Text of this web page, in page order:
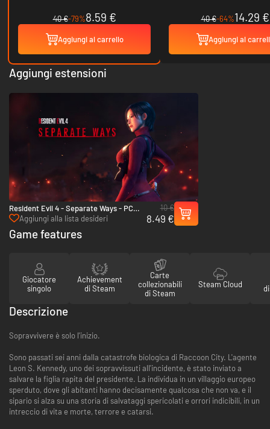
40 €-79%8.59 €
Aggiungi al carrello
40 €-64%14.29 €
Aggiungi al
Aggiungi estensioni
Resident Evil 4 - Separate Ways - PC
(Steam)
Aggiungi alla lista desideri
10 €
8.49 €
Game features
Giocatore
singolo
Achievement
di Steam
Carte
collezionabili
di Steam
Steam Cloud
Descrizione
Sopravvivere è solo l'inizio.
Sono passati sei anni dalla catastrofe biologica di Raccoon City. L'agente
Leon S. Kennedy, uno dei sopravvissuti all'incidente, è stato inviato a
salvare la figlia rapita del presidente. La individua in un villaggio europeo
sperduto, dove gli abitanti hanno decisamente qualcosa che non va, e il
sipario si alza su una storia di salvataggi spericolati e orrori indicibili, in un
intreccio di vita e morte, terrore e catarsi.